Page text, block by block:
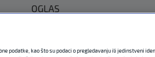
OGLAS
podatke, kao što su podaci o pregledavanju ili jedinstveni